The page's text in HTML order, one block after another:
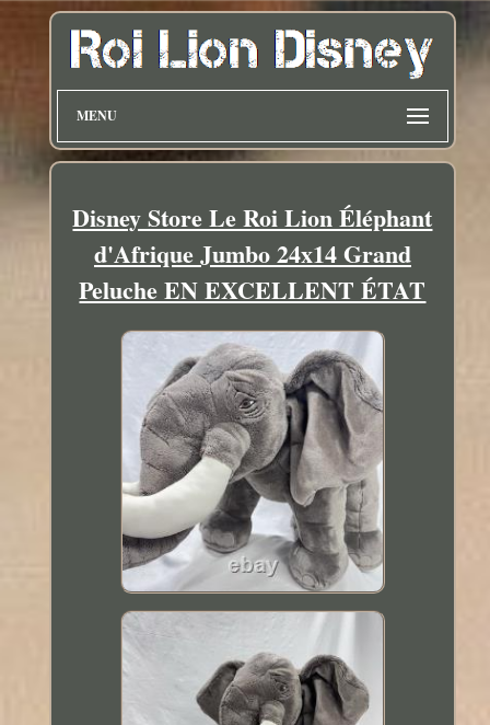
MENU
Disney Store Le Roi Lion Éléphant
d'Afrique Jumbo 24x14 Grand
Peluche EN EXCELLENT ÉTAT